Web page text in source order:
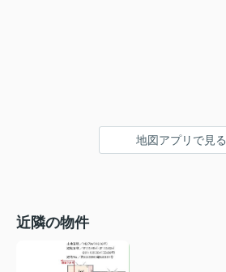
地図アプリで見る
近隣の物件